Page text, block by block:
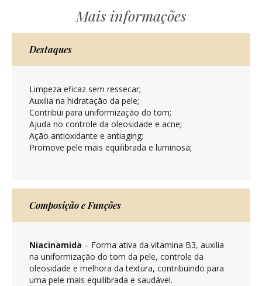
Mais informações
Destaques
Limpeza eficaz sem ressecar;
Auxilia na hidratação da pele;
Contribui para uniformização do tom;
Ajuda no controle da oleosidade e acne;
Ação antioxidante e antiaging;
Promove pele mais equilibrada e luminosa;
Composição e Funções
Niacinamida – Forma ativa da vitamina B3, auxilia
na uniformização do tom da pele, controle da
oleosidade e melhora da textura, contribuindo para
uma pele mais equilibrada e saudável.